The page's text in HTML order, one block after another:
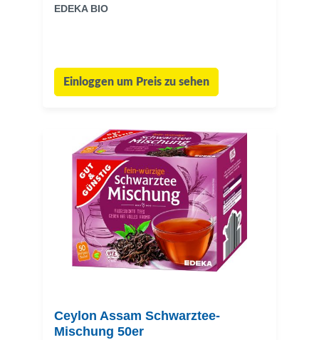
EDEKA BIO
Einloggen um Preis zu sehen
Ceylon Assam Schwarztee-
Mischung 50er